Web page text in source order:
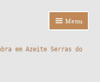
Menu
em Azeite Serras do